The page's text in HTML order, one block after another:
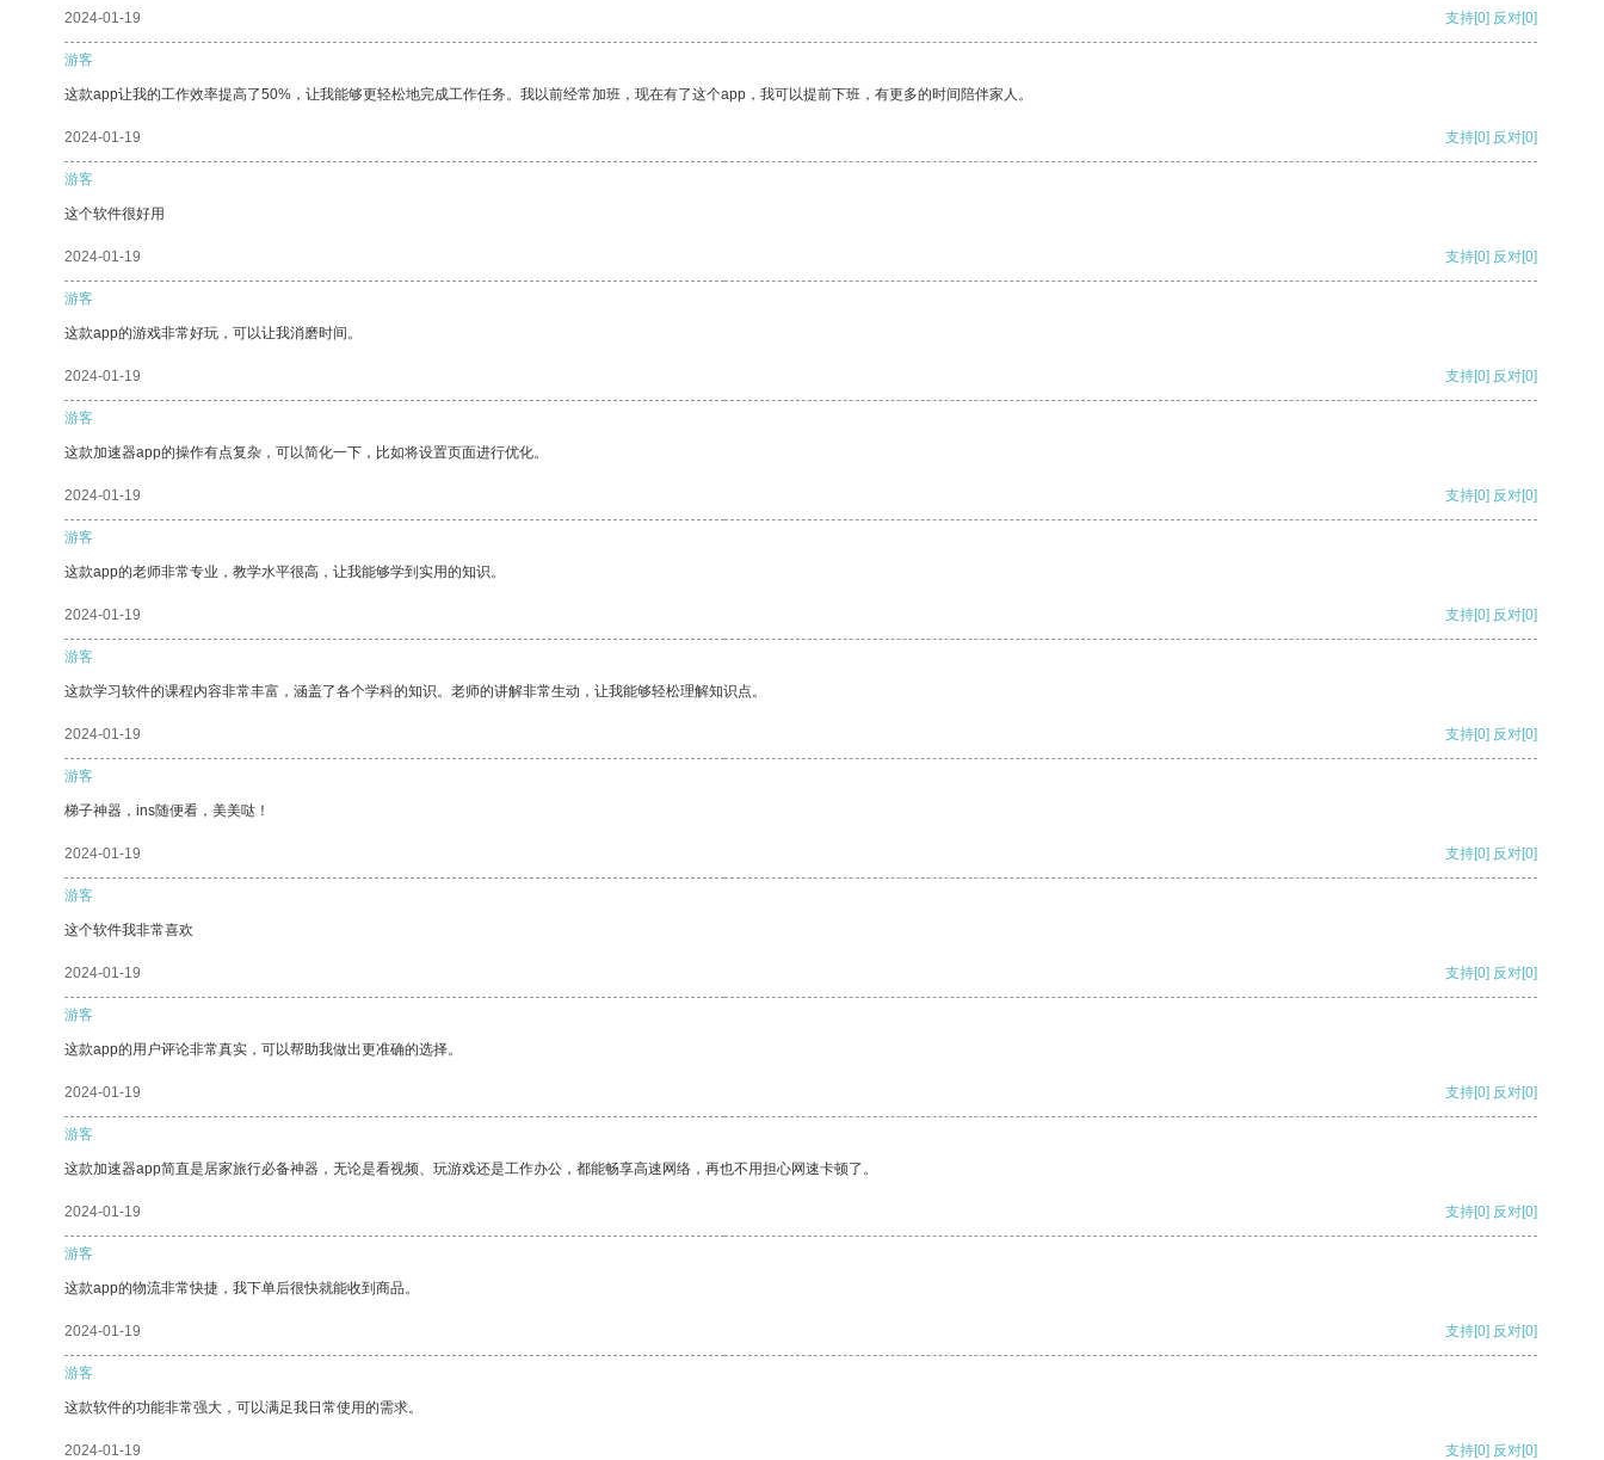
2024-01-19 支持[0] 反对[0]
游客
这款app让我的工作效率提高了50%，让我能够更轻松地完成工作任务。我以前经常加班，现在有了这个app，我可以提前下班，有更多的时间陪伴家人。
2024-01-19 支持[0] 反对[0]
游客
这个软件很好用
2024-01-19 支持[0] 反对[0]
游客
这款app的游戏非常好玩，可以让我消磨时间。
2024-01-19 支持[0] 反对[0]
游客
这款加速器app的操作有点复杂，可以简化一下，比如将设置页面进行优化。
2024-01-19 支持[0] 反对[0]
游客
这款app的老师非常专业，教学水平很高，让我能够学到实用的知识。
2024-01-19 支持[0] 反对[0]
游客
这款学习软件的课程内容非常丰富，涵盖了各个学科的知识。老师的讲解非常生动，让我能够轻松理解知识点。
2024-01-19 支持[0] 反对[0]
游客
梯子神器，ins随便看，美美哒！
2024-01-19 支持[0] 反对[0]
游客
这个软件我非常喜欢
2024-01-19 支持[0] 反对[0]
游客
这款app的用户评论非常真实，可以帮助我做出更准确的选择。
2024-01-19 支持[0] 反对[0]
游客
这款加速器app简直是居家旅行必备神器，无论是看视频、玩游戏还是工作办公，都能畅享高速网络，再也不用担心网速卡顿了。
2024-01-19 支持[0] 反对[0]
游客
这款app的物流非常快捷，我下单后很快就能收到商品。
2024-01-19 支持[0] 反对[0]
游客
这款软件的功能非常强大，可以满足我日常使用的需求。
2024-01-19 支持[0] 反对[0]